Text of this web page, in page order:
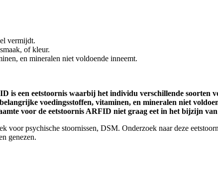
vermijdt.
of kleur.
en mineralen niet voldoende inneemt.
een eetstoornis waarbij het individu verschillende soorten
voedingsstoffen, vitaminen, en mineralen niet
voor de eetstoornis ARFID niet graag eet in het bijzijn
voor psychische stoornissen, DSM. Onderzoek naar deze
genezen.